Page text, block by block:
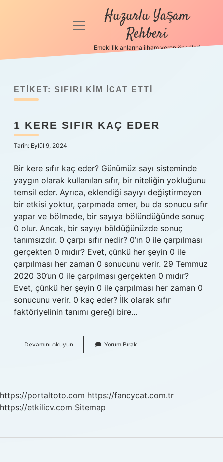
Anasayfa
Politikası
Hakkımızda
menüyü
Huzurlu Yaşam
Rehberi
Emeklilik anlarına ilham veren öneriler!
ETIKET: SIFIRI KIM ICAT ETTI
1 KERE SIFIR KAÇ EDER
Tarih: Eylül 9, 2024
Bir kere sıfır kaç eder? Günümüz sayı sisteminde
yaygın olarak kullanılan sıfır, bir niteliğin yokluğunu
temsil eder. Ayrıca, eklendiği sayıyı değiştirmeyen
bir etkisi yoktur, çarpmada emer, bu da sonucu sıfır
yapar ve bölmede, bir sayıya bölündüğünde sonuç
0 olur. Ancak, bir sayıyı böldüğünüzde sonuç
tanımsızdır. 0 çarpı sıfır nedir? 0’ın 0 ile çarpılması
gerçekten 0 mıdır? Evet, çünkü her şeyin 0 ile
çarpılması her zaman 0 sonucunu verir. 29 Temmuz
2020 30’un 0 ile çarpılması gerçekten 0 mıdır?
Evet, çünkü her şeyin 0 ile çarpılması her zaman 0
sonucunu verir. 0 kaç eder? İlk olarak sıfır
faktöriyelinin tanımı gereği bire…
Devamını okuyun
Kere
Yorum Bırak
https://portaltoto.com https://fancycat.com.tr
https://etkilicv.com Sitemap